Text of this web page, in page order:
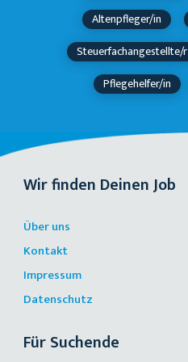
Altenpfleger/in
Steuerfachangestellte/r
Pflegehelfer/in
Wir finden Deinen Job
Über uns
Kontakt
Impressum
Datenschutz
Für Suchende